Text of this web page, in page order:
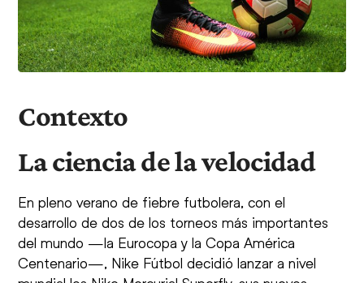
Contexto
La ciencia de la velocidad
En pleno verano de fiebre futbolera, con el
desarrollo de dos de los torneos más importantes
del mundo —la Eurocopa y la Copa América
Centenario—, Nike Fútbol decidió lanzar a nivel